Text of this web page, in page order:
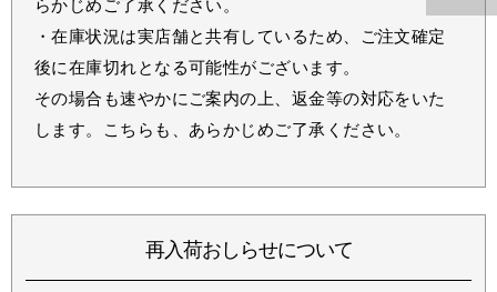
らかじめご了承ください。
・在庫状況は実店舗と共有しているため、ご注文確定
後に在庫切れとなる可能性がございます。
その場合も速やかにご案内の上、返金等の対応をいた
します。こちらも、あらかじめご了承ください。
再入荷おしらせについて